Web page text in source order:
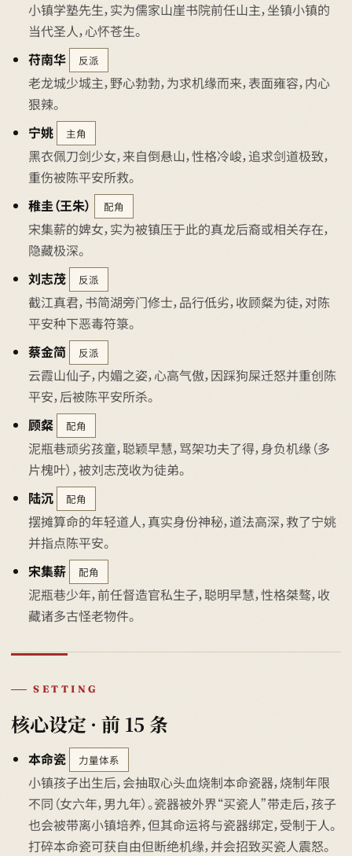
小镇学塾先生，实为儒家山崖书院前任山主，坐镇小镇的
当代圣人，心怀苍生。
苻南华
反派
老龙城少城主，野心勃勃，为求机缘而来，表面雍容，内心
狠辣。
宁姚
主角
黑衣佩刀剑少女，来自倒悬山，性格冷峻，追求剑道极致，
重伤被陈平安所救。
稚圭（王朱）
配角
宋集薪的婢女，实为被镇压于此的真龙后裔或相关存在，
隐藏极深。
刘志茂
反派
截江真君，书简湖旁门修士，品行低劣，收顾粲为徒，对陈
平安种下恶毒符箓。
蔡金简
反派
云霞山仙子，内媚之姿，心高气傲，因踩狗屎迁怒并重创陈
平安，后被陈平安所杀。
顾粲
配角
泥瓶巷顽劣孩童，聪颖早慧，骂架功夫了得，身负机缘（多
片槐叶），被刘志茂收为徒弟。
陆沉
配角
摆摊算命的年轻道人，真实身份神秘，道法高深，救了宁姚
并指点陈平安。
宋集薪
配角
泥瓶巷少年，前任督造官私生子，聪明早慧，性格桀骜，收
藏诸多古怪老物件。
SETTING
核心设定 · 前 15 条
本命瓷 力量体系
小镇孩子出生后，会抽取心头血烧制本命瓷器，烧制年限
不同（女六年，男九年）。瓷器被外界“买瓷人”带走后，孩子
也会被带离小镇培养，但其命运将与瓷器绑定，受制于人。
打碎本命瓷可获自由但断绝机缘，并会招致买瓷人震怒。